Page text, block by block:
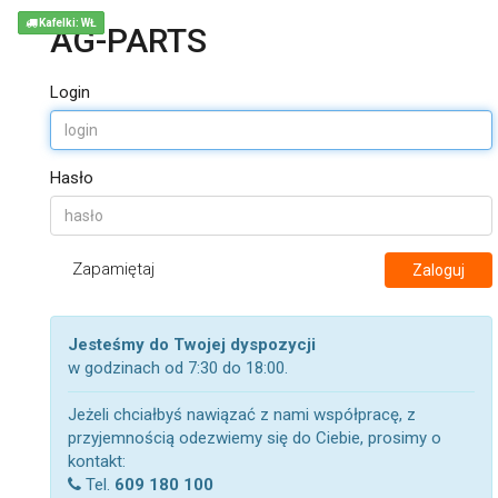
AG-PARTS
Login
Hasło
Zapamiętaj Zaloguj
Jesteśmy do Twojej dyspozycji
w godzinach od 7:30 do 18:00.
Jeżeli chciałbyś nawiązać z nami współpracę, z
przyjemnością odezwiemy się do Ciebie, prosimy o
kontakt:
Tel. 609 180 100
Kafelki: WŁ